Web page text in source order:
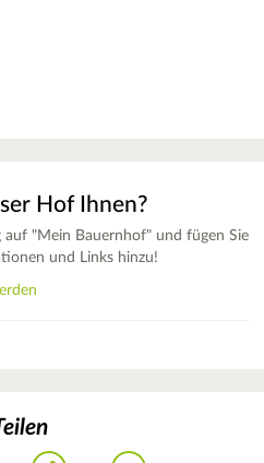
Hof Ihnen?
auf "Mein Bauernhof" und fügen Sie
und Links hinzu!